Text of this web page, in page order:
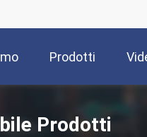
Prodotti
Prodotti